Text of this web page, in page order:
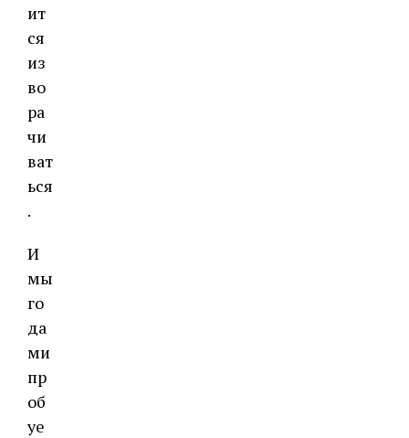
ит
ся
из
во
ра
чи
ват
ься
.
И
мы
го
да
ми
пр
об
уе